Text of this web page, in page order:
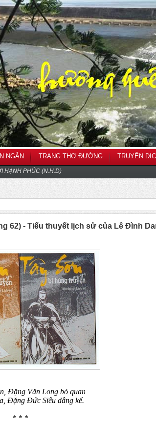
NGẮN TRANG THƠ ĐƯỜNG TRUYỆN
HẠNH PHÚC (N.H.D)
62) - Tiểu thuyết lịch sử của Lê Đình
Đặng Văn Long bỏ quan
Đặng Đức Siêu dâng kế.
* * *